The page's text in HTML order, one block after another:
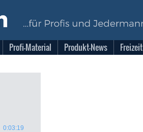
Profi-Material Produkt-News Freizeit
0:03:19